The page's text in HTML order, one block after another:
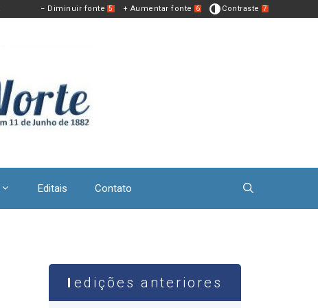
− Diminuir fonte 5 + Aumentar fonte 6 Contraste 7
Editais Contato
edições anteriores